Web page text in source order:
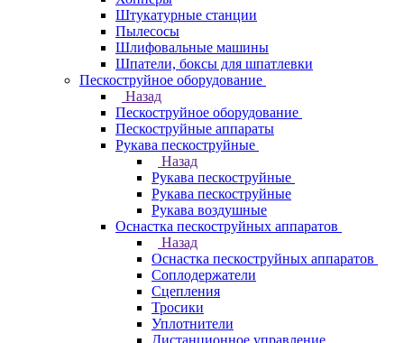
Штукатурные станции
Пылесосы
Шлифовальные машины
Шпатели, боксы для шпатлевки
Пескоструйное оборудование
Назад
Пескоструйное оборудование
Пескоструйные аппараты
Рукава пескоструйные
Назад
Рукава пескоструйные
Рукава пескоструйные
Рукава воздушные
Оснастка пескоструйных аппаратов
Назад
Оснастка пескоструйных аппаратов
Соплодержатели
Сцепления
Тросики
Уплотнители
Дистанционное управление